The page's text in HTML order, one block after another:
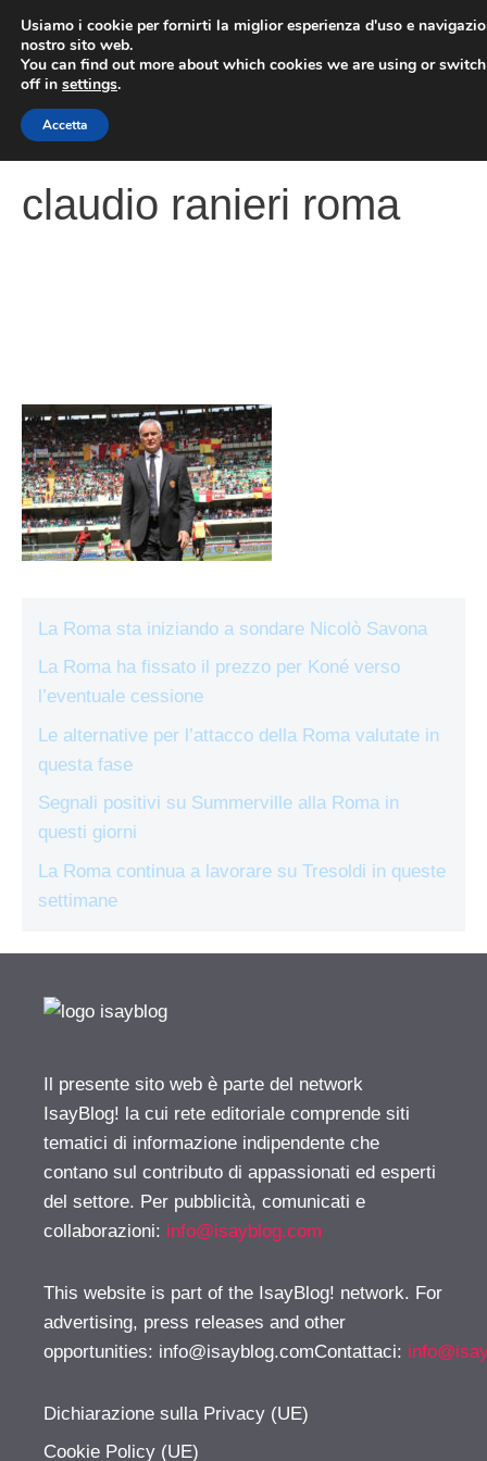
contenuto
claudio ranieri roma
La Roma sta iniziando a sondare Nicolò Savona
La Roma ha fissato il prezzo per Koné verso
l’eventuale cessione
Le alternative per l’attacco della Roma valutate in
questa fase
Segnali positivi su Summerville alla Roma in
questi giorni
La Roma continua a lavorare su Tresoldi in queste
settimane
Il presente sito web è parte del network
IsayBlog! la cui rete editoriale comprende siti
tematici di informazione indipendente che
contano sul contributo di appassionati ed esperti
del settore. Per pubblicità, comunicati e
collaborazioni: info@isayblog.com
This website is part of the IsayBlog! network. For
advertising, press releases and other
opportunities: info@isayblog.comContattaci:
Dichiarazione sulla Privacy (UE)
Cookie Policy (UE)
Usiamo i cookie per fornirti la miglior esperienza d'uso e
nostro sito web.
You can find out more about which cookies we are using or
off in settings.
Accetta